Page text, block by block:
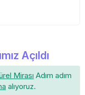
Açıldı
Mirası Adım adım
alıyoruz.